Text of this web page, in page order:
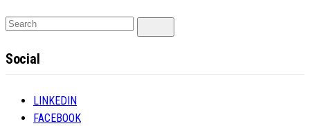
Search
Search
Social
LINKEDIN
FACEBOOK